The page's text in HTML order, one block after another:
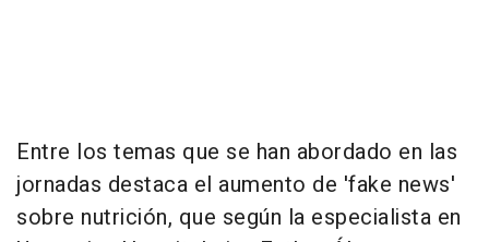
Entre los temas que se han abordado en las
jornadas destaca el aumento de 'fake news'
sobre nutrición, que según la especialista en